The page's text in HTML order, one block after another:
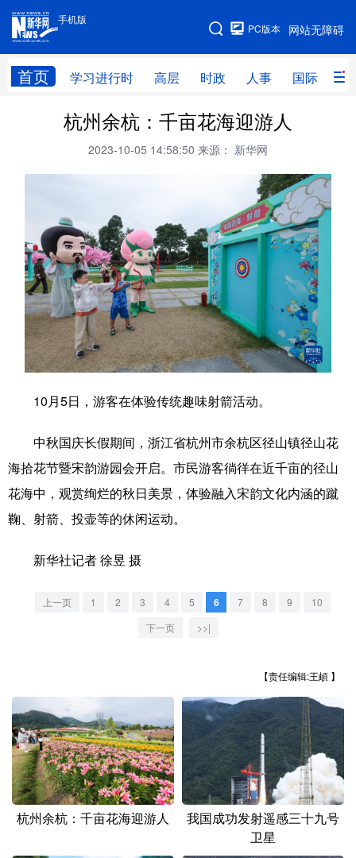
手机版
网站无障碍
PC版本
首页 学习进行时 高层 时政 人事 国际 财
手机版
网站地图
学习进行时 高层 时政
财经 网评
教育
科技 量子 体育
文化 书画 健康 军事
访谈 视频 图片 政务
法律 中央文件 金融 汽车
食品 人居 信息化 数字经济
彩票 娱乐 时尚 悦读
公益 一带一路 亚太网 上市公司
文化产业
河北
江西
山东 湖北 湖南
广东 广西 海南 重庆
四川 贵州 云南 西藏
陕西 甘肃 青海 宁夏
杭州余杭：千亩花海迎游人
2023-10-05 14:58:50 来源： 新华网
10月5日，游客在体验传统趣味射箭活动。
中秋国庆长假期间，浙江省杭州市余杭区径山镇径山花
海拾花节暨宋韵游园会开启。市民游客徜徉在近千亩的径山
花海中，观赏绚烂的秋日美景，体验融入宋韵文化内涵的蹴
鞠、射箭、投壶等的休闲运动。
新华社记者 徐昱 摄
上一页 1 2 3 4 5 6 7 8 9
10
下一页
>>|
【责任编辑:王頔 】
杭州余杭：千亩花海迎游人
我国成功发射遥感三十九号
卫星